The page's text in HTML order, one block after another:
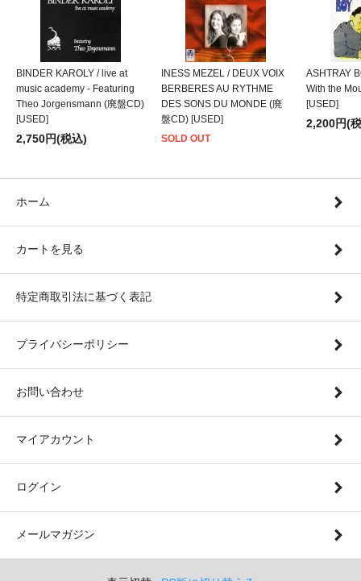
BINDER KAROLY / live at
music academy - Featuring
Theo Jorgensmann (廃盤CD)
[USED]
2,750円(税込)
INESS MEZEL / DEUX VOIX
BERBERES AU RYTHME
DES SONS DU MONDE (廃
盤CD) [USED]
SOLD OUT
ASHTRAY
With the
[USED]
2,200円(
ホーム
カートを見る
特定商取引法に基づく表記
プライバシーポリシー
お問い合わせ
マイアカウント
ログイン
メールマガジン